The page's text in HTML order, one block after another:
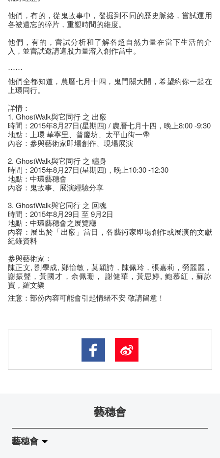
他們，有的，從鬼故事中，發掘到不同的歷史脈絡，嘗試運用
各被遺忘的碎片，重塑時間的維度。
他們，有的，嘗試分析和了解各超自然力量在當下生活的介
入，並嘗試邀請這股力量溶入創作當中。
⋯⋯
他們全都知道，農曆七月十四，鬼門關大開，希望約你一起在
上環同行。
詳情：
1. GhostWalk與它同行 之 出竅
時間：2015年8月27日(星期四) / 農曆七月十四，晚上8:00 -9:30
地點：上環 華寧里、普慶坊、太平山街一帶
內容：參與藝術家即場創作、現場展演
2. GhostWalk與它同行 之 纏身
時間：2015年8月27日(星期四)，晚上10:30-12:30
地點：中環藝穗會
內容：鬼故事、展演經驗分享
3. GhostWalk與它同行 之 回魂
時間：2015年8月29日 至 9月2日
地點：中環藝穗會之展覽廳
內容：展出於「出竅」當日，各藝術家即場創作或展演的文獻
紀錄資料
參與藝術家：
陳正文, 劉學成, 鄭怡敏，莫穎詩，陳佩玲，張嘉莉，勞麗麗，
謝振聲，黃國才，余佩珊， 謝健華，黃思婷, 鮑慕紅，蘇詠
寶，羅文樂
注意：部份內容可能會引起情緒不安 敬請留意！
藝穗會
藝穗會